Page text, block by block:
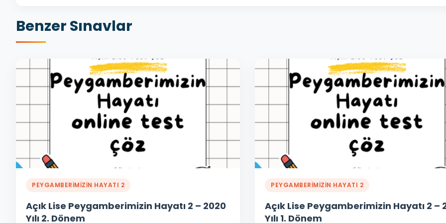
Benzer Sınavlar
PEYGAMBERİMİZİN HAYATI 2
Açık Lise Peygamberimizin Hayatı 2 – 2020
Yılı 2. Dönem
PEYGAMBERİMİZİN HAYATI 2
Açık Lise Peygamberimizin Hayatı 2 –
Yılı 1. Dönem